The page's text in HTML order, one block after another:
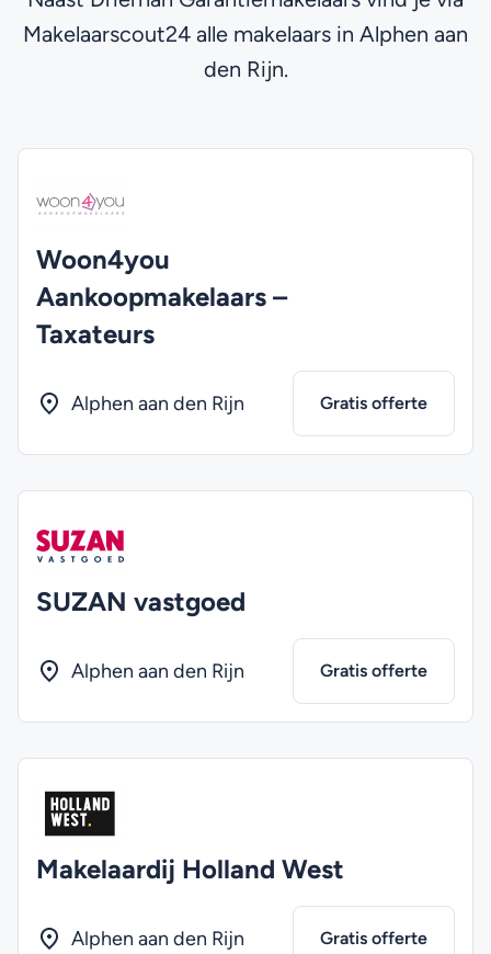
Makelaarscout24 alle makelaars in Alphen aan
den Rijn.
Woon4you
Aankoopmakelaars –
Taxateurs
Alphen aan den Rijn Gratis offerte
SUZAN vastgoed
Alphen aan den Rijn Gratis offerte
Makelaardij Holland West
Alphen aan den Rijn Gratis offerte